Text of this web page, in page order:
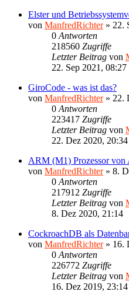
Elster und
von ManfredRichter» 22.
0 Antworten
218560 Zugriffe
Letzter Beitrag von
22. Sep 2021, 08:27
GiroCode - was ist das?
von ManfredRichter» 22.
0 Antworten
223417 Zugriffe
Letzter Beitrag von
22. Dez 2020, 20:34
ARM (M1) Prozessor von
von ManfredRichter» 8.
0 Antworten
217912 Zugriffe
Letzter Beitrag von
8. Dez 2020, 21:14
CockroachDB als
von ManfredRichter» 16.
0 Antworten
226772 Zugriffe
Letzter Beitrag von
16. Dez 2019, 23:14